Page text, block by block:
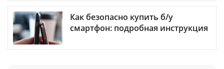
Как безопасно купить б/у
смартфон: подробная инструкция